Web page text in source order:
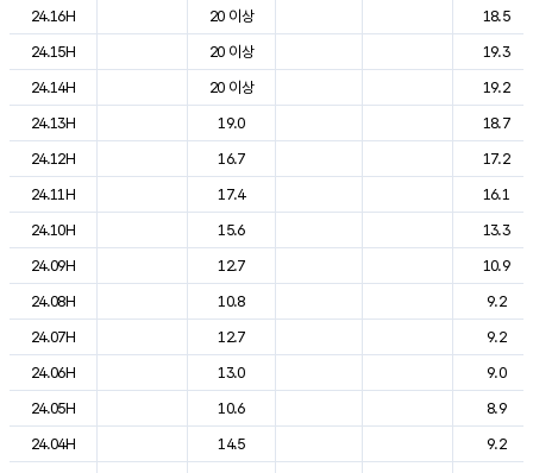
24.16H
20 이상
18.5
24.15H
20 이상
19.3
24.14H
20 이상
19.2
24.13H
19.0
18.7
24.12H
16.7
17.2
24.11H
17.4
16.1
24.10H
15.6
13.3
24.09H
12.7
10.9
24.08H
10.8
9.2
24.07H
12.7
9.2
24.06H
13.0
9.0
24.05H
10.6
8.9
24.04H
14.5
9.2